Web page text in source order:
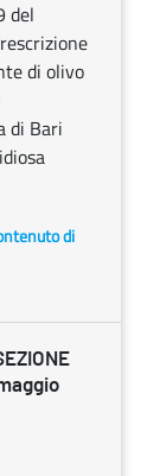
del
di olivo
di Bari
di